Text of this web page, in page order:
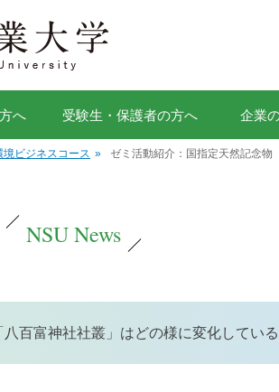
へ 受験生・保護者の方へ 企業
境ビジネスコース » ゼミ活動紹介：国指定天然記念物
NSU News
百富神社社叢」はどの様に変化している